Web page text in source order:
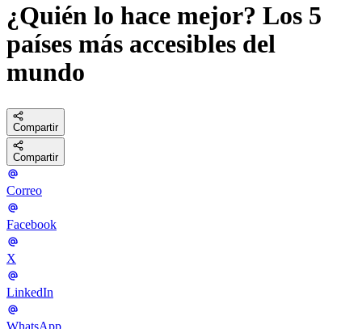
¿Quién lo hace mejor? Los 5
países más accesibles del
mundo
Compartir
Compartir
Correo
Facebook
X
LinkedIn
WhatsApp